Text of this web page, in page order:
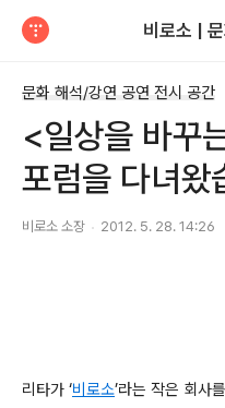
비로소 |
문화 해석/강연 공연 전시 공간
<일상을 바꾸
포럼을 다녀왔
비로소 소장 2012. 5. 28. 14:26
리타가 ‘비로소’라는 작은 회사